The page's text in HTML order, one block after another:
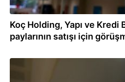
Koç Holding, Yapı ve Kredi
paylarının satışı için